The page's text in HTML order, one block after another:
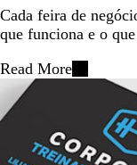
Cada feira de
que funciona e o
Read More